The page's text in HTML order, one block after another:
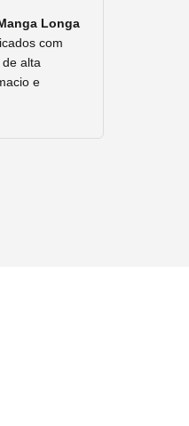
Longa
com
de alta
e